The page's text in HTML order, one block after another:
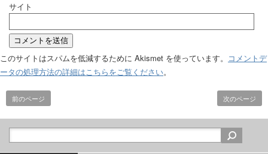
サイト
このサイトはスパムを低減するために Akismet を使っています。 コメントデ
ータの処理方法の詳細はこちらをご覧ください。
前のページ 次のページ